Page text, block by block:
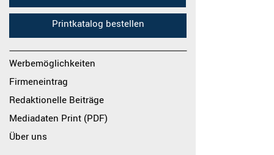
Printkatalog bestellen
Werbemöglichkeiten
Firmeneintrag
Redaktionelle Beiträge
Mediadaten Print (PDF)
Über uns